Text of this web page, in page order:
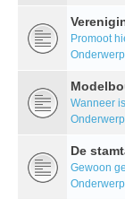
Promoot
Wanneer
De
Gewoon